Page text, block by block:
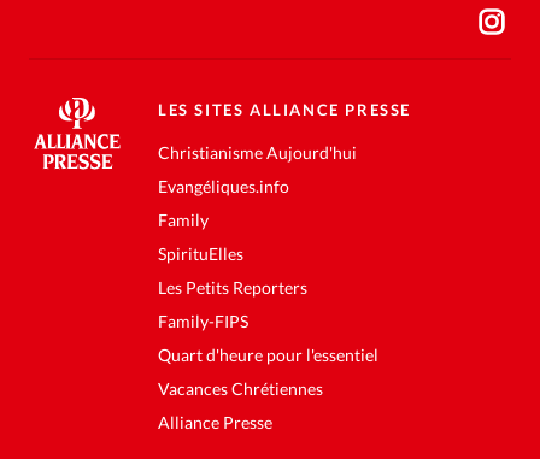
LES SITES ALLIANCE PRESSE
Christianisme Aujourd'hui
Evangéliques.info
Family
SpirituElles
Les Petits Reporters
Family-FIPS
Quart d'heure pour l'essentiel
Vacances Chrétiennes
Alliance Presse